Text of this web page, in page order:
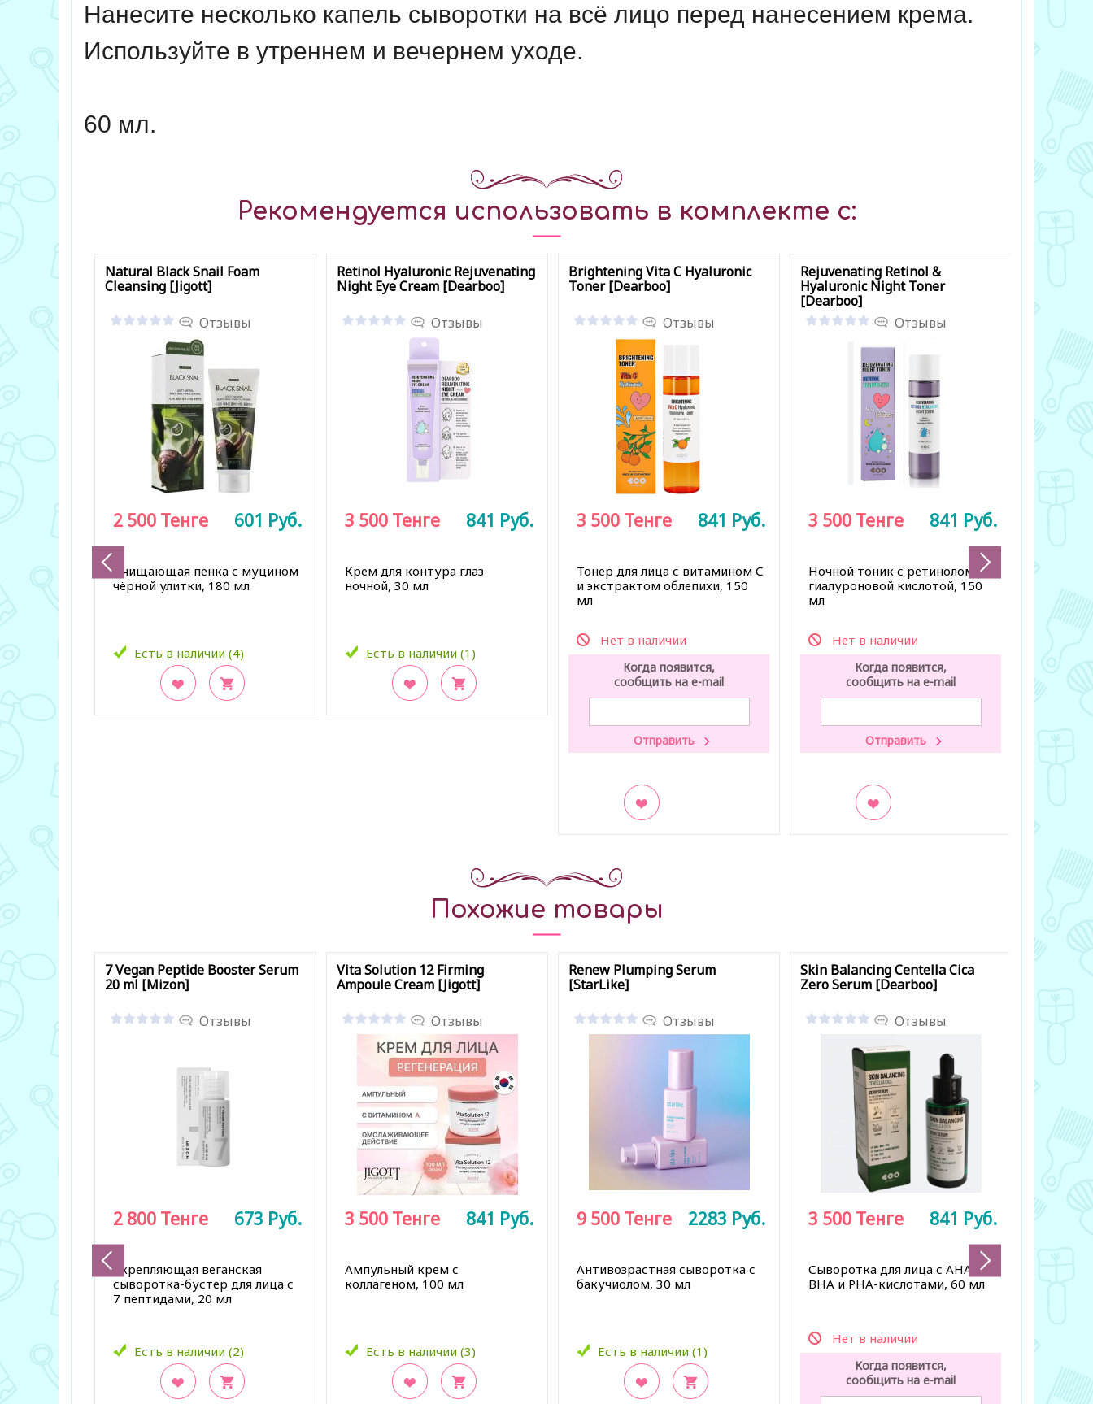
Нанесите несколько капель сыворотки на всё лицо перед нанесением крема.
Используйте в утреннем и вечернем уходе.
60 мл.
Рекомендуется использовать в комплекте с:
Natural Black Snail Foam
Cleansing [Jigott]
Отзывы
Очищающая пенка с муцином
чёрной улитки, 180 мл
Есть в наличии (4)
2 500 Тенге 601 Руб.
Retinol Hyaluronic Rejuvenating
Night Eye Cream [Dearboo]
Отзывы
Крем для контура глаз
ночной, 30 мл
Есть в наличии (1)
3 500 Тенге 841 Руб.
Brightening Vita C Hyaluronic
Toner [Dearboo]
Отзывы
Тонер для лица с витамином С
и экстрактом облепихи, 150
мл
Нет в наличии
3 500 Тенге 841 Руб.
Когда появится,
сообщить на e-mail
Rejuvenating Retinol &
Hyaluronic Night Toner
[Dearboo]
Отзывы
Ночной тоник с ретинолом и
гиалуроновой кислотой, 150
мл
Нет в наличии
3 500 Тенге 841 Руб.
Когда появится,
сообщить на e-mail
Похожие товары
7 Vegan Peptide Booster Serum
20 ml [Mizon]
Отзывы
Укрепляющая веганская
сыворотка-бустер для лица с
7 пептидами, 20 мл
Есть в наличии (2)
2 800 Тенге 673 Руб.
Vita Solution 12 Firming
Ampoule Cream [Jigott]
Отзывы
Ампульный крем с
коллагеном, 100 мл
Есть в наличии (3)
3 500 Тенге 841 Руб.
Renew Plumping Serum
[StarLike]
Отзывы
Антивозрастная сыворотка с
бакучиолом, 30 мл
Есть в наличии (1)
9 500 Тенге 2283 Руб.
Skin Balancing Centella Cica
Zero Serum [Dearboo]
Отзывы
Сыворотка для лица с AHA,
BHA и PHA-кислотами, 60 мл
Нет в наличии
3 500 Тенге 841 Руб.
Когда появится,
сообщить на e-mail